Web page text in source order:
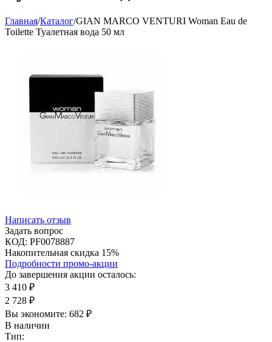
Главная/Каталог/GIAN MARCO VENTURI Woman Eau de
Toilette Туалетная вода 50 мл
Написать отзыв
Задать вопрос
КОД: PF0078887
Накопительная скидка 15%
Подробности промо-акции
До завершения акции осталось:
3 410 ₽
2 728 ₽
Вы экономите: 682 ₽
В наличии
Тип: